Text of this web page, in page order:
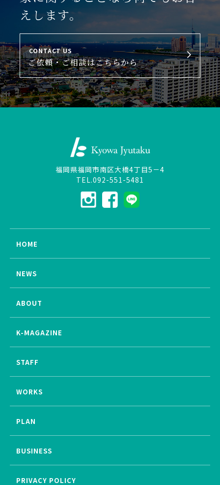
えします。
CONTACT US
ご依頼・ご相談はこちらから
福岡県福岡市南区大橋4丁目5－4
TEL.092-551-5481
HOME
NEWS
ABOUT
K-MAGAZINE
STAFF
WORKS
PLAN
BUSINESS
PRIVACY POLICY